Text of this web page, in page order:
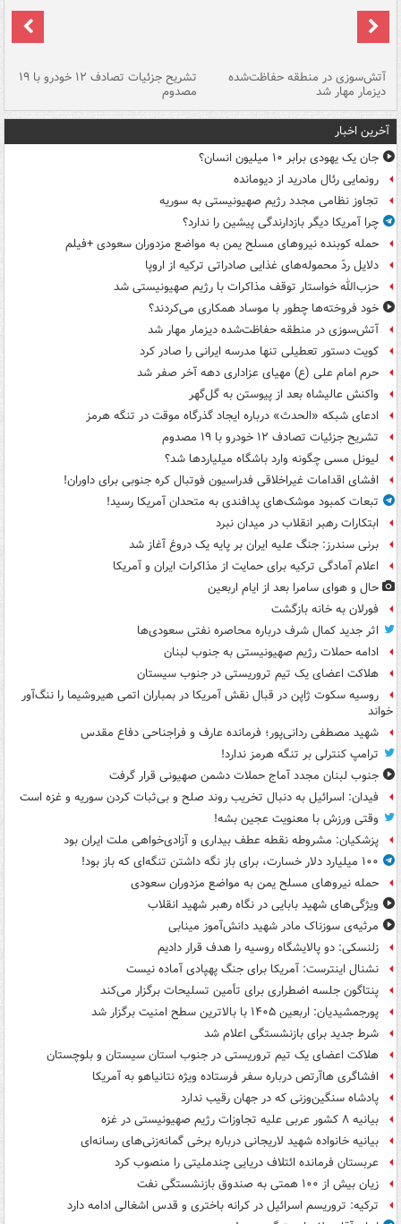
آتش‌سوزی در منطقه حفاظت‌شده
دیزمار مهار شد
تشریح جزئیات تصادف ۱۲ خودرو با ۱۹
مصدوم
آخرین اخبار
جان یک یهودی برابر ۱۰ میلیون انسان؟
رونمایی رئال مادرید از دیومانده
تجاوز نظامی مجدد رژیم صهیونیستی به سوریه
چرا آمریکا دیگر بازدارندگی پیشین را ندارد؟
حمله کوبنده نیروهای مسلح یمن به مواضع مزدوران سعودی +فیلم
دلایل ردّ محموله‌های غذایی صادراتی ترکیه از اروپا
حزب‌الله خواستار توقف مذاکرات با رژیم صهیونیستی شد
خود فروخته‌ها چطور با موساد همکاری می‌کردند؟
آتش‌سوزی در منطقه حفاظت‌شده دیزمار مهار شد
کویت دستور تعطیلی تنها مدرسه ایرانی را صادر کرد
حرم امام علی (ع) مهیای عزاداری دهه آخر صفر شد
واکنش عالیشاه بعد از پیوستن به گل‌گهر
ادعای شبکه «الحدث» درباره ایجاد گذرگاه موقت در تنگه هرمز
تشریح جزئیات تصادف ۱۲ خودرو با ۱۹ مصدوم
لیونل مسی چگونه وارد باشگاه میلیاردها شد؟
افشای اقدامات غیراخلاقی فدراسیون فوتبال کره جنوبی برای داوران!
تبعات کمبود موشک‌های پدافندی به متحدان آمریکا رسید!
ابتکارات رهبر انقلاب در میدان نبرد
برنی سندرز: جنگ علیه ایران بر پایه یک دروغ آغاز شد
اعلام آمادگی ترکیه برای حمایت از مذاکرات ایران و آمریکا
حال و هوای سامرا بعد از ایام اربعین
فورلان به خانه بازگشت
اثر جدید کمال شرف درباره محاصره نفتی سعودی‌ها
ادامه حملات رژیم صهیونیستی به جنوب لبنان
هلاکت اعضای یک تیم تروریستی در جنوب سیستان
روسیه سکوت ژاپن در قبال نقش آمریکا در بمباران اتمی هیروشیما را ننگ‌آور
خواند
شهید مصطفی ردانی‌پور؛ فرمانده عارف و فراجناحی دفاع مقدس
ترامپ کنترلی بر تنگه هرمز ندارد!
جنوب لبنان مجدد آماج حملات دشمن صهیونی قرار گرفت
فیدان: اسرائیل به دنبال تخریب روند صلح و بی‌ثبات کردن سوریه و غزه است
وقتی ورزش با معنویت عجین بشه!
پزشکیان: مشروطه نقطه عطف بیداری و آزادی‌خواهی ملت ایران بود
۱۰۰ میلیارد دلار خسارت، برای باز نگه داشتن تنگه‌ای که باز بود!
حمله نیروهای مسلح یمن به مواضع مزدوران سعودی
ویژگی‌های شهید بابایی در نگاه رهبر شهید انقلاب
مرثیه‌ی سوزناک مادر شهید دانش‌آموز مینابی
زلنسکی: دو پالایشگاه روسیه را هدف قرار دادیم
نشنال اینترست: آمریکا برای جنگ پهپادی آماده نیست
پنتاگون جلسه اضطراری برای تأمین تسلیحات برگزار می‌کند
پورجمشیدیان: اربعین ۱۴۰۵ با بالاترین سطح امنیت برگزار شد
شرط جدید برای بازنشستگی اعلام شد
هلاکت اعضای یک تیم تروریستی در جنوب استان سیستان و بلوچستان
افشاگری هاآرتص درباره سفر فرستاده ویژه نتانیاهو به آمریکا
پادشاه سنگین‌وزنی که در جهان رقیب ندارد
بیانیه ۸ کشور عربی علیه تجاوزات رژیم صهیونیستی در غزه
بیانیه خانواده شهید لاریجانی درباره برخی گمانه‌زنی‌های رسانه‌ای
عربستان فرمانده ائتلاف دریایی چندملیتی را منصوب کرد
زیان بیش از ۱۰۰ همتی به صندوق‌ بازنشستگی نفت
ترکیه: تروریسم اسرائیل در کرانه باختری و قدس اشغالی ادامه دارد